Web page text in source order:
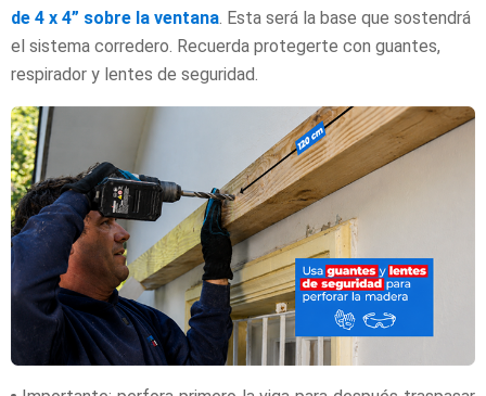
de 4 x 4” sobre la ventana. Esta será la base que sostendrá
el sistema corredero. Recuerda protegerte con guantes,
respirador y lentes de seguridad.